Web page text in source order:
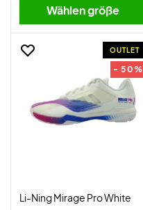
Wählen größe
OUTLET
- 50%
Li-Ning Mirage Pro White